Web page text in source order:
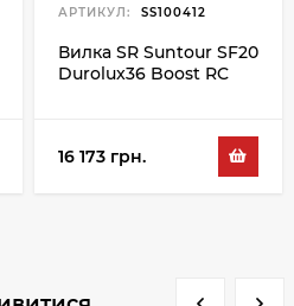
АРТИКУЛ: SS100412
Вилка SR Suntour SF20
Durolux36 Boost RC
16 173 грн.